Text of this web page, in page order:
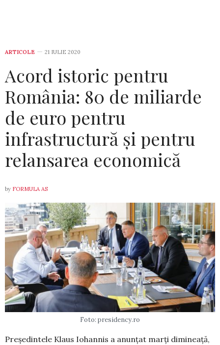
ARTICOLE 21 IULIE 2020
Acord istoric pentru
România: 80 de miliarde
de euro pentru
infrastructură și pentru
relansarea economică
by FORMULA AS
Foto: presidency.ro
Președintele Klaus Iohannis a anunțat marți dimineață,